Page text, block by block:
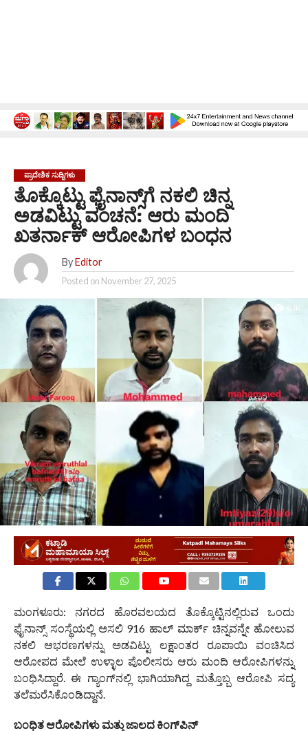
ಪ್ರಾದೇಶಿಕ ಸುದ್ದಿಗಳು
ತೊಕ್ಕೊಟ್ಟು ಫೈನಾನ್ಸ್‌ಗೆ ನಕಲಿ ಚಿನ್ನ
ಅಡವಿಟ್ಟು ವಂಚನೆ: ಆರು ಮಂದಿ
ಖತರ್ನಾಕ್ ಆರೋಪಿಗಳ ಬಂಧನ
By Editor
Posted on November 27, 2025
6.1K
ಮಂಗಳೂರು: ನಗರದ ಹೊರವಲಯದ ತೊಕ್ಕೊಟ್ಟಿನಲ್ಲಿರುವ ಒಂದು
ಫೈನಾನ್ಸ್ ಸಂಸ್ಥೆಯಲ್ಲಿ ಅಸಲಿ 916 ಹಾಲ್ ಮಾರ್ಕ್ ಚಿನ್ನವನ್ನೇ ಹೋಲುವ
ನಕಲಿ ಆಭರಣಗಳನ್ನು ಅಡವಿಟ್ಟು ಲಕ್ಷಾಂತರ ರೂಪಾಯಿ ವಂಚಿಸಿದ
ಆರೋಪದ ಮೇಲೆ ಉಳ್ಳಾಲ ಪೊಲೀಸರು ಆರು ಮಂದಿ ಆರೋಪಿಗಳನ್ನು
ಬಂಧಿಸಿದ್ದಾರೆ. ಈ ಗ್ಯಾಂಗ್‌ನಲ್ಲಿ ಭಾಗಿಯಾಗಿದ್ದ ಮತ್ತೊಬ್ಬ ಆರೋಪಿ ಸದ್ಯ
ತಲೆಮರೆಸಿಕೊಂಡಿದ್ದಾನೆ.
ಬಂಧಿತ ಆರೋಪಿಗಳು ಮತ್ತು ಜಾಲದ ಕಿಂಗ್‌ಪಿನ್